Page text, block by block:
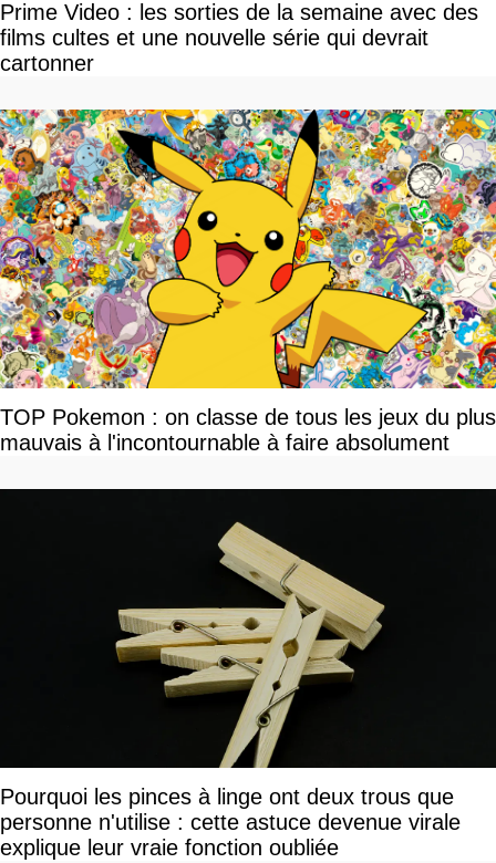
Prime Video : les sorties de la semaine avec des
films cultes et une nouvelle série qui devrait
cartonner
TOP Pokemon : on classe de tous les jeux du plus
mauvais à l'incontournable à faire absolument
Pourquoi les pinces à linge ont deux trous que
personne n'utilise : cette astuce devenue virale
explique leur vraie fonction oubliée